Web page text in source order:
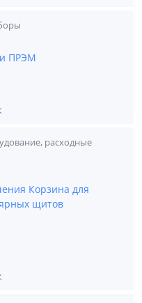
и ПРЭМ
расходные
Корзина для
щитов